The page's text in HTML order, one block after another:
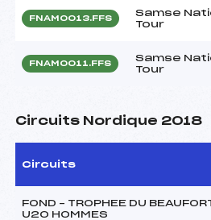
FNAM0013.FFS
Samse
Tour
FNAM0011.FFS
Samse
Tour
Circuits Nordique 2018
Circuits
FOND – TROPHEE DU
U20 HOMMES